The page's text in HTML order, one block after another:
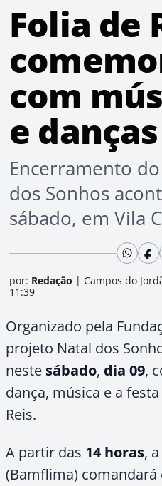
Folia de
com
e
Encerramento
dos Sonhos
sábado, em Vila
por: Redação | Campos do
11:39
Organizado pela
projeto Natal dos
neste sábado, dia 09,
dança, música e a
Reis.
A partir das 14 horas,
(Bamflima) comandará